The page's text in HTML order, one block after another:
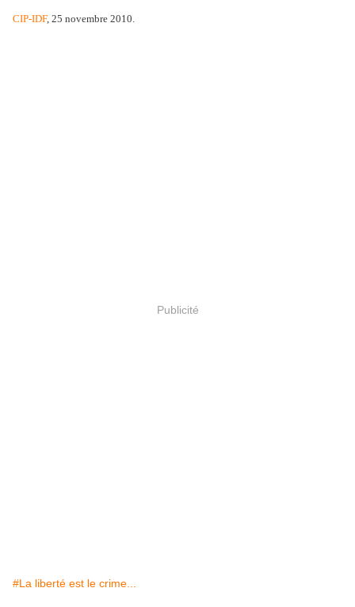
CIP-IDF, 25 novembre 2010.
Publicité
#La liberté est le crime...